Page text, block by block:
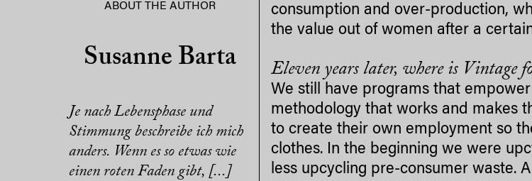
ABOUT THE AUTHOR
Susanne Barta
Je nach Lebensphase und
Stimmung beschreibe ich mich
anders. Wenn es so etwas wie
einen roten Faden gibt, [...]
consumption and over-production,
the value out of women after a
Eleven years later, where is Vintage
We still have programs that
methodology that works and makes
to create their own employment so
clothes. In the beginning we were
less upcycling pre-consumer waste.